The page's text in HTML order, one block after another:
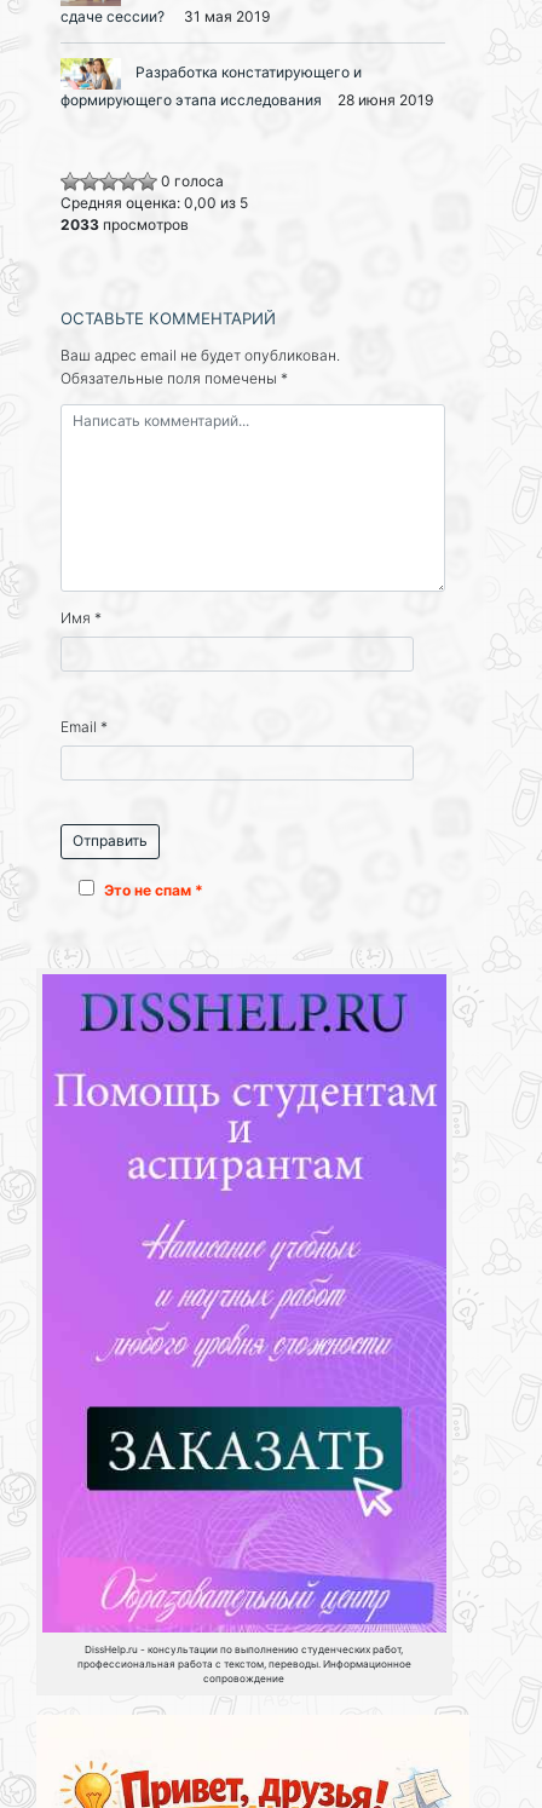
сдаче сессии? 31 мая 2019
Разработка констатирующего и
формирующего этапа исследования
28 июня 2019
0 голоса
Средняя оценка: 0,00 из 5
2033 просмотров
ОСТАВЬТЕ КОММЕНТАРИЙ
Ваш адрес email не будет опубликован.
Обязательные поля помечены *
Имя *
Email *
Это не спам *
DissHelp.ru - консультации по выполнению студенческих работ,
профессиональная работа с текстом, переводы. Информационное
сопровождение